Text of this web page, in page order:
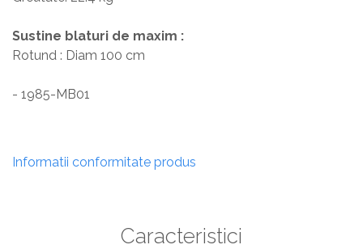
Sustine blaturi de maxim :
Rotund : Diam 100 cm
- 1985-MB01
Informatii conformitate produs
Caracteristici